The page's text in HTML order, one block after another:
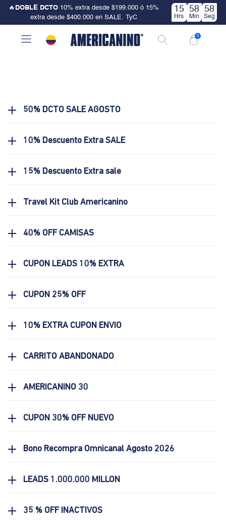
🔥 DOBLE DCTO 10% extra desde $199.000 ó 15%
extra desde $400.000 en SALE. TyC
15
Hrs
58
Min
58
Seg
0
50% DCTO SALE AGOSTO
10% Descuento Extra SALE
15% Descuento Extra sale
Travel Kit Club Americanino
40% OFF CAMISAS
CUPON LEADS 10% EXTRA
CUPON 25% OFF
10% EXTRA CUPON ENVIO
CARRITO ABANDONADO
AMERICANINO 30
CUPON 30% OFF NUEVO
Bono Recompra Omnicanal Agosto 2026
LEADS 1.000.000 MILLON
35 % OFF INACTIVOS